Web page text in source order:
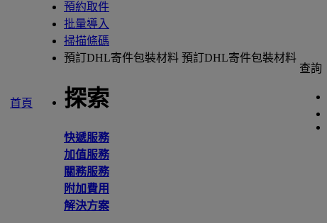
首頁
預約取件
批量導入
掃描條碼
預訂DHL寄件包裝材料 預訂DHL寄件包裝材料
探索
快遞服務
加值服務
關務服務
附加費用
解決方案
查詢